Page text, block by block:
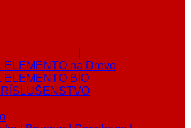
ELEMENTO na Drevo
ELEMENTO BIO